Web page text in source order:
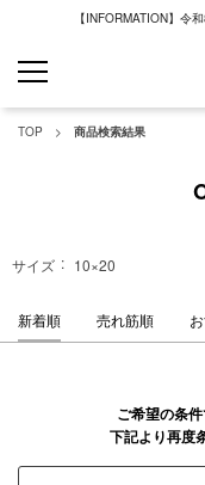
【INFORMATION】令
TOP 商品検索結果
サイズ 10×20
新着順 売れ筋順
ご希望の条
下記より再度